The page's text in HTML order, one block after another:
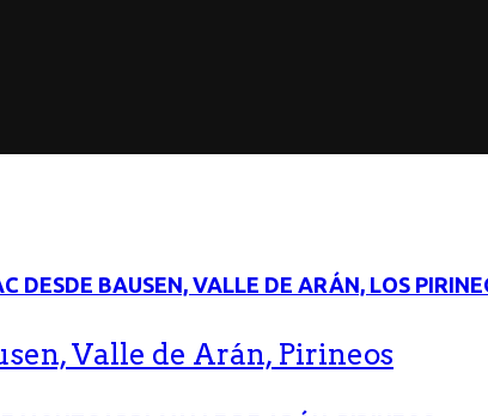
Valle de Arán, Pirineos